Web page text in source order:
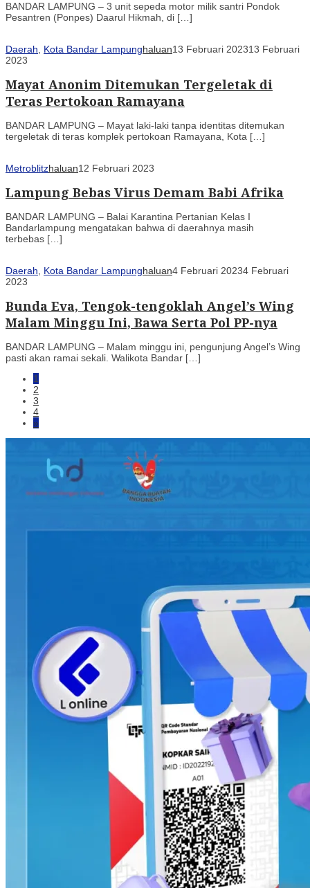
BANDAR LAMPUNG – 3 unit sepeda motor milik santri Pondok
Pesantren (Ponpes) Daarul Hikmah, di […]
Daerah, Kota Bandar Lampunghaluan13 Februari 202313 Februari
2023
Mayat Anonim Ditemukan Tergeletak di
Teras Pertokoan Ramayana
BANDAR LAMPUNG – Mayat laki-laki tanpa identitas ditemukan
tergeletak di teras komplek pertokoan Ramayana, Kota […]
Metroblitzhaluan12 Februari 2023
Lampung Bebas Virus Demam Babi Afrika
BANDAR LAMPUNG – Balai Karantina Pertanian Kelas I
Bandarlampung mengatakan bahwa di daerahnya masih
terbebas […]
Daerah Kota Bandar Lampunghaluan4 Februari 20234 Februari
2023
Bunda Eva, Tengok-tengoklah Angel’s Wing
Malam Minggu Ini, Bawa Serta Pol PP-nya
BANDAR LAMPUNG – Malam minggu ini, pengunjung Angel’s Wing
pasti akan ramai sekali. Walikota Bandar […]
1
2
3
4
»